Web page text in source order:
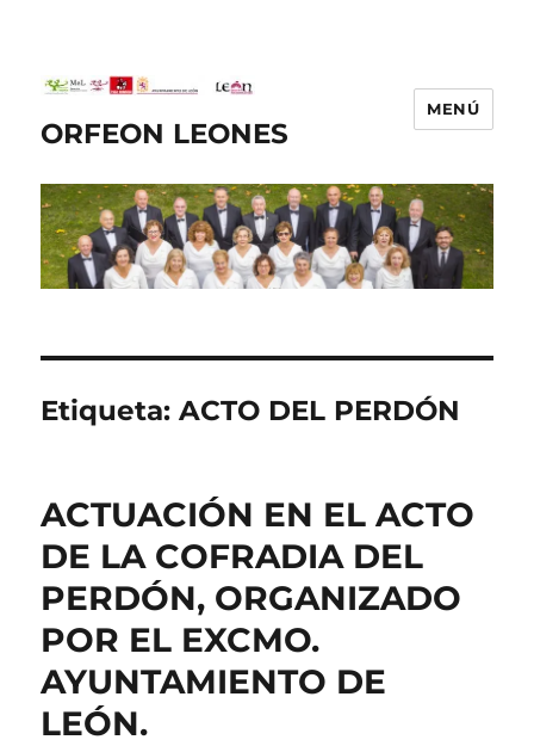
ORFEON LEONES
MENÚ
Etiqueta:ACTO DEL PERDÓN
ACTUACIÓN EN EL ACTO
DE LA COFRADIA DEL
PERDÓN, ORGANIZADO
POR EL EXCMO.
AYUNTAMIENTO DE
LEÓN.